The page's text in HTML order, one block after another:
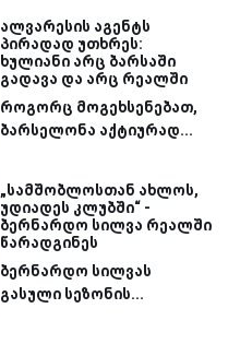
ალვარესის აგენტს
პირადად უთხრეს:
ხულიანი არც ბარსაში
გადავა და არც რეალში
როგორც მოგეხსენებათ,
ბარსელონა აქტიურად...
„სამშობლოსთან ახლოს,
უდიადეს კლუბში“ -
ბერნარდო სილვა რეალში
წარადგინეს
ბერნარდო სილვას
გასული სეზონის...